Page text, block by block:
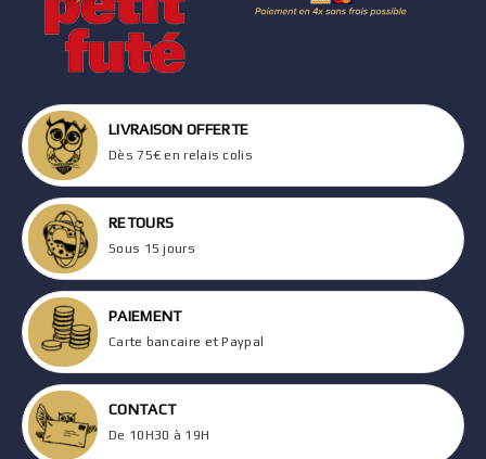
LIVRAISON OFFERTE
Dès 75€ en relais colis
RETOURS
Sous 15 jours
PAIEMENT
Carte bancaire et Paypal
CONTACT
De 10H30 à 19H